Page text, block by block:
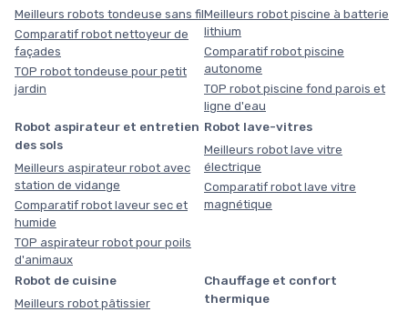
Meilleurs robots tondeuse sans fil
Comparatif robot nettoyeur de
façades
TOP robot tondeuse pour petit
jardin
Meilleurs robot piscine à batterie
lithium
Comparatif robot piscine
autonome
TOP robot piscine fond parois et
ligne d'eau
Robot aspirateur et entretien
des sols
Meilleurs aspirateur robot avec
station de vidange
Comparatif robot laveur sec et
humide
TOP aspirateur robot pour poils
d'animaux
Robot lave-vitres
Meilleurs robot lave vitre
électrique
Comparatif robot lave vitre
magnétique
Robot de cuisine
Meilleurs robot pâtissier
Chauffage et confort
thermique